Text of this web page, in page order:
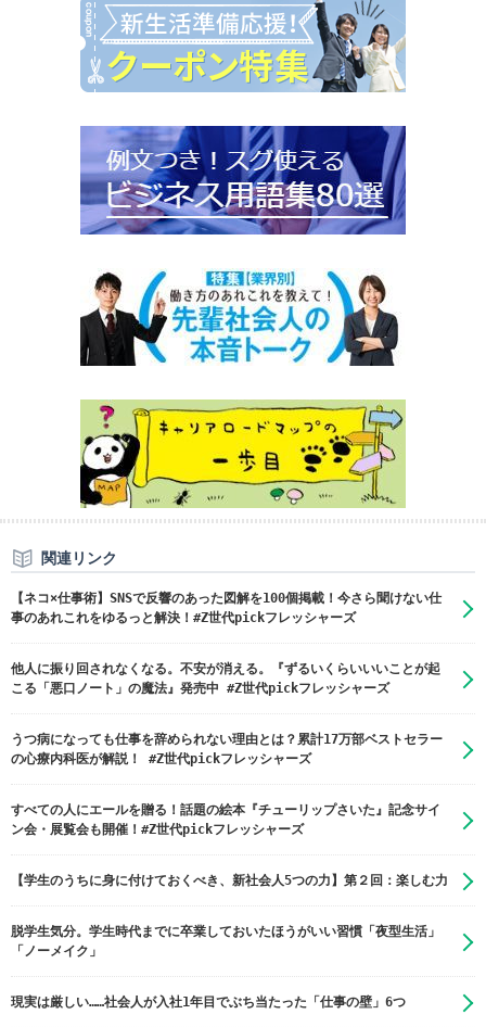
関連リンク
【ネコ×仕事術】SNSで反響のあった図解を100個掲載！今さら聞けない仕
事のあれこれをゆるっと解決！#Z世代pickフレッシャーズ
他人に振り回されなくなる。不安が消える。『ずるいくらいいいことが起
こる「悪口ノート」の魔法』発売中 #Z世代pickフレッシャーズ
うつ病になっても仕事を辞められない理由とは？累計17万部ベストセラー
の心療内科医が解説！ #Z世代pickフレッシャーズ
すべての人にエールを贈る！話題の絵本『チューリップさいた』記念サイ
ン会・展覧会も開催！#Z世代pickフレッシャーズ
【学生のうちに身に付けておくべき、新社会人5つの力】第２回：楽しむ力
脱学生気分。学生時代までに卒業しておいたほうがいい習慣「夜型生活」
「ノーメイク」
現実は厳しい……社会人が入社1年目でぶち当たった「仕事の壁」6つ